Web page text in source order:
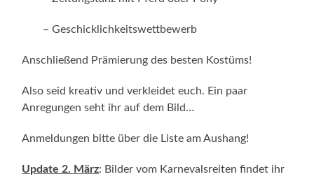
– Geschicklichkeitswettbewerb
Anschließend Prämierung des besten Kostüms!
Also seid kreativ und verkleidet euch. Ein paar
Anregungen seht ihr auf dem Bild…
Anmeldungen bitte über die Liste am Aushang!
Update 2. März: Bilder vom Karnevalsreiten findet ihr